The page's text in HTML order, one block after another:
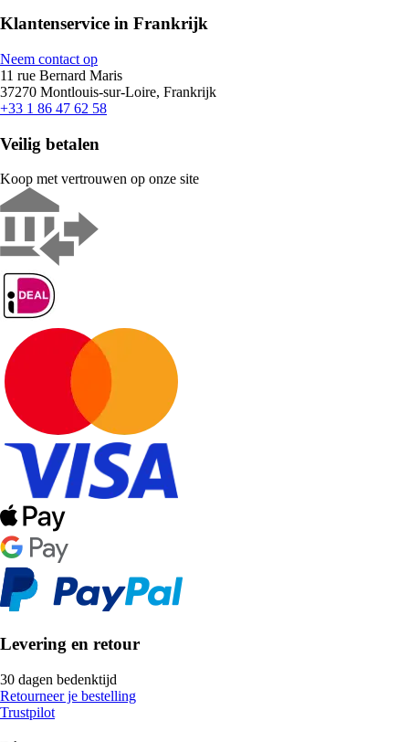
Klantenservice in Frankrijk
Neem contact op
11 rue Bernard Maris
37270 Montlouis-sur-Loire, Frankrijk
+33 1 86 47 62 58
Veilig betalen
Koop met vertrouwen op onze site
Levering en retour
30 dagen bedenktijd
Retourneer je bestelling
Trustpilot